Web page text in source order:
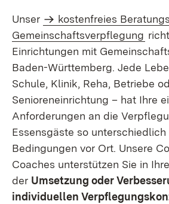
Unser
kostenfreies
Gemeinschaftsverpflegung
Einrichtungen mit
Baden-Württemberg. Jede
Schule, Klinik, Reha, Betriebe
Senioreneinrichtung – hat Ihre
Anforderungen an die
Essensgäste so unterschiedlich
Bedingungen vor Ort. Unsere
Coaches unterstützen Sie in
der Umsetzung oder
individuellen